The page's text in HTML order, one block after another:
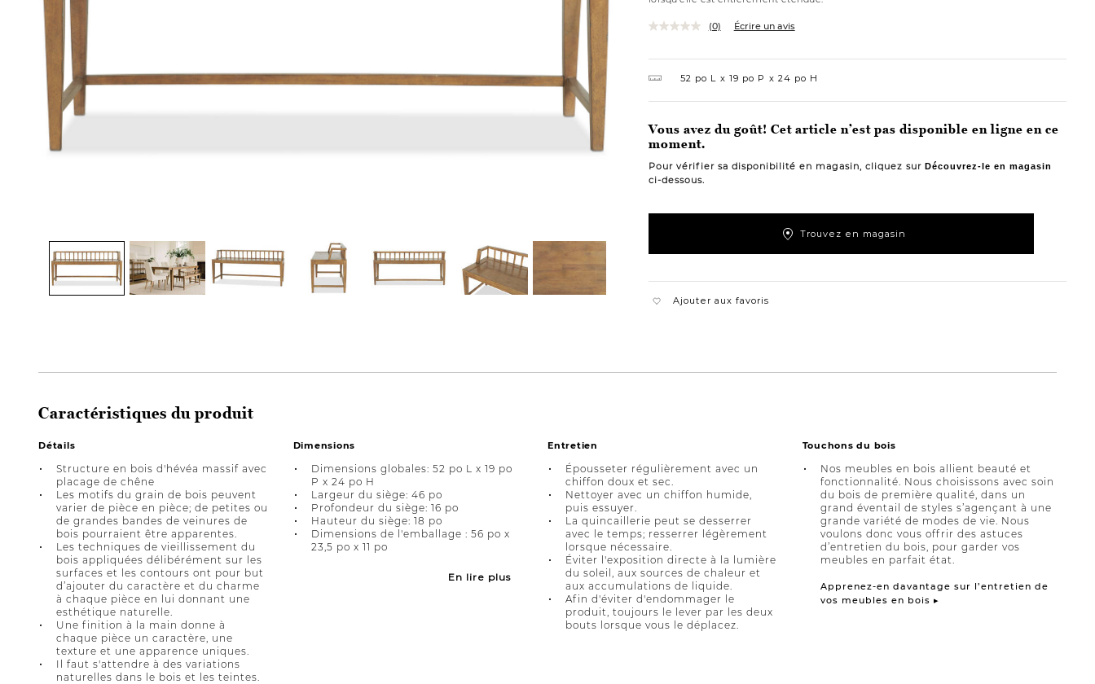
(0) Écrire un avis
52 po L 19 po P 24 po H
Vous avez du goût! Cet article n’est pas disponible en ligne en ce
moment.
Pour vérifier sa disponibilité en magasin, cliquez sur Découvrez-le en magasin
ci-dessous.
Trouvez en magasin
Ajouter aux favoris
Caractéristiques du produit
Détails
Structure en bois d'hévéa massif avec
placage de chêne
Les motifs du grain de bois peuvent
varier de pièce en pièce; de petites ou
de grandes bandes de veinures de
bois pourraient être apparentes.
Les techniques de vieillissement du
bois appliquées délibérément sur les
surfaces et les contours ont pour but
d’ajouter du caractère et du charme
à chaque pièce en lui donnant une
esthétique naturelle.
Une finition à la main donne à
chaque pièce un caractère, une
texture et une apparence uniques.
Il faut s'attendre à des variations
naturelles dans le bois et les teintes.
Dimensions
Dimensions globales: 52 po L x 19 po
P x 24 po H
Largeur du siège: 46 po
Profondeur du siège: 16 po
Hauteur du siège: 18 po
Dimensions de l'emballage : 56 po x
23,5 po x 11 po
En lire plus
Entretien
Épousseter régulièrement avec un
chiffon doux et sec.
Nettoyer avec un chiffon humide,
puis essuyer.
La quincaillerie peut se desserrer
avec le temps; resserrer légèrement
lorsque nécessaire.
Éviter l'exposition directe à la lumière
du soleil, aux sources de chaleur et
aux accumulations de liquide.
Afin d'éviter d'endommager le
produit, toujours le lever par les deux
bouts lorsque vous le déplacez.
Touchons du bois
Nos meubles en bois allient beauté et
fonctionnalité. Nous choisissons avec soin
du bois de première qualité, dans un
grand éventail de styles s’agençant à une
grande variété de modes de vie. Nous
voulons donc vous offrir des astuces
d’entretien du bois, pour garder vos
meubles en parfait état.
Apprenez-en davantage sur l’entretien de
vos meubles en bois ▸